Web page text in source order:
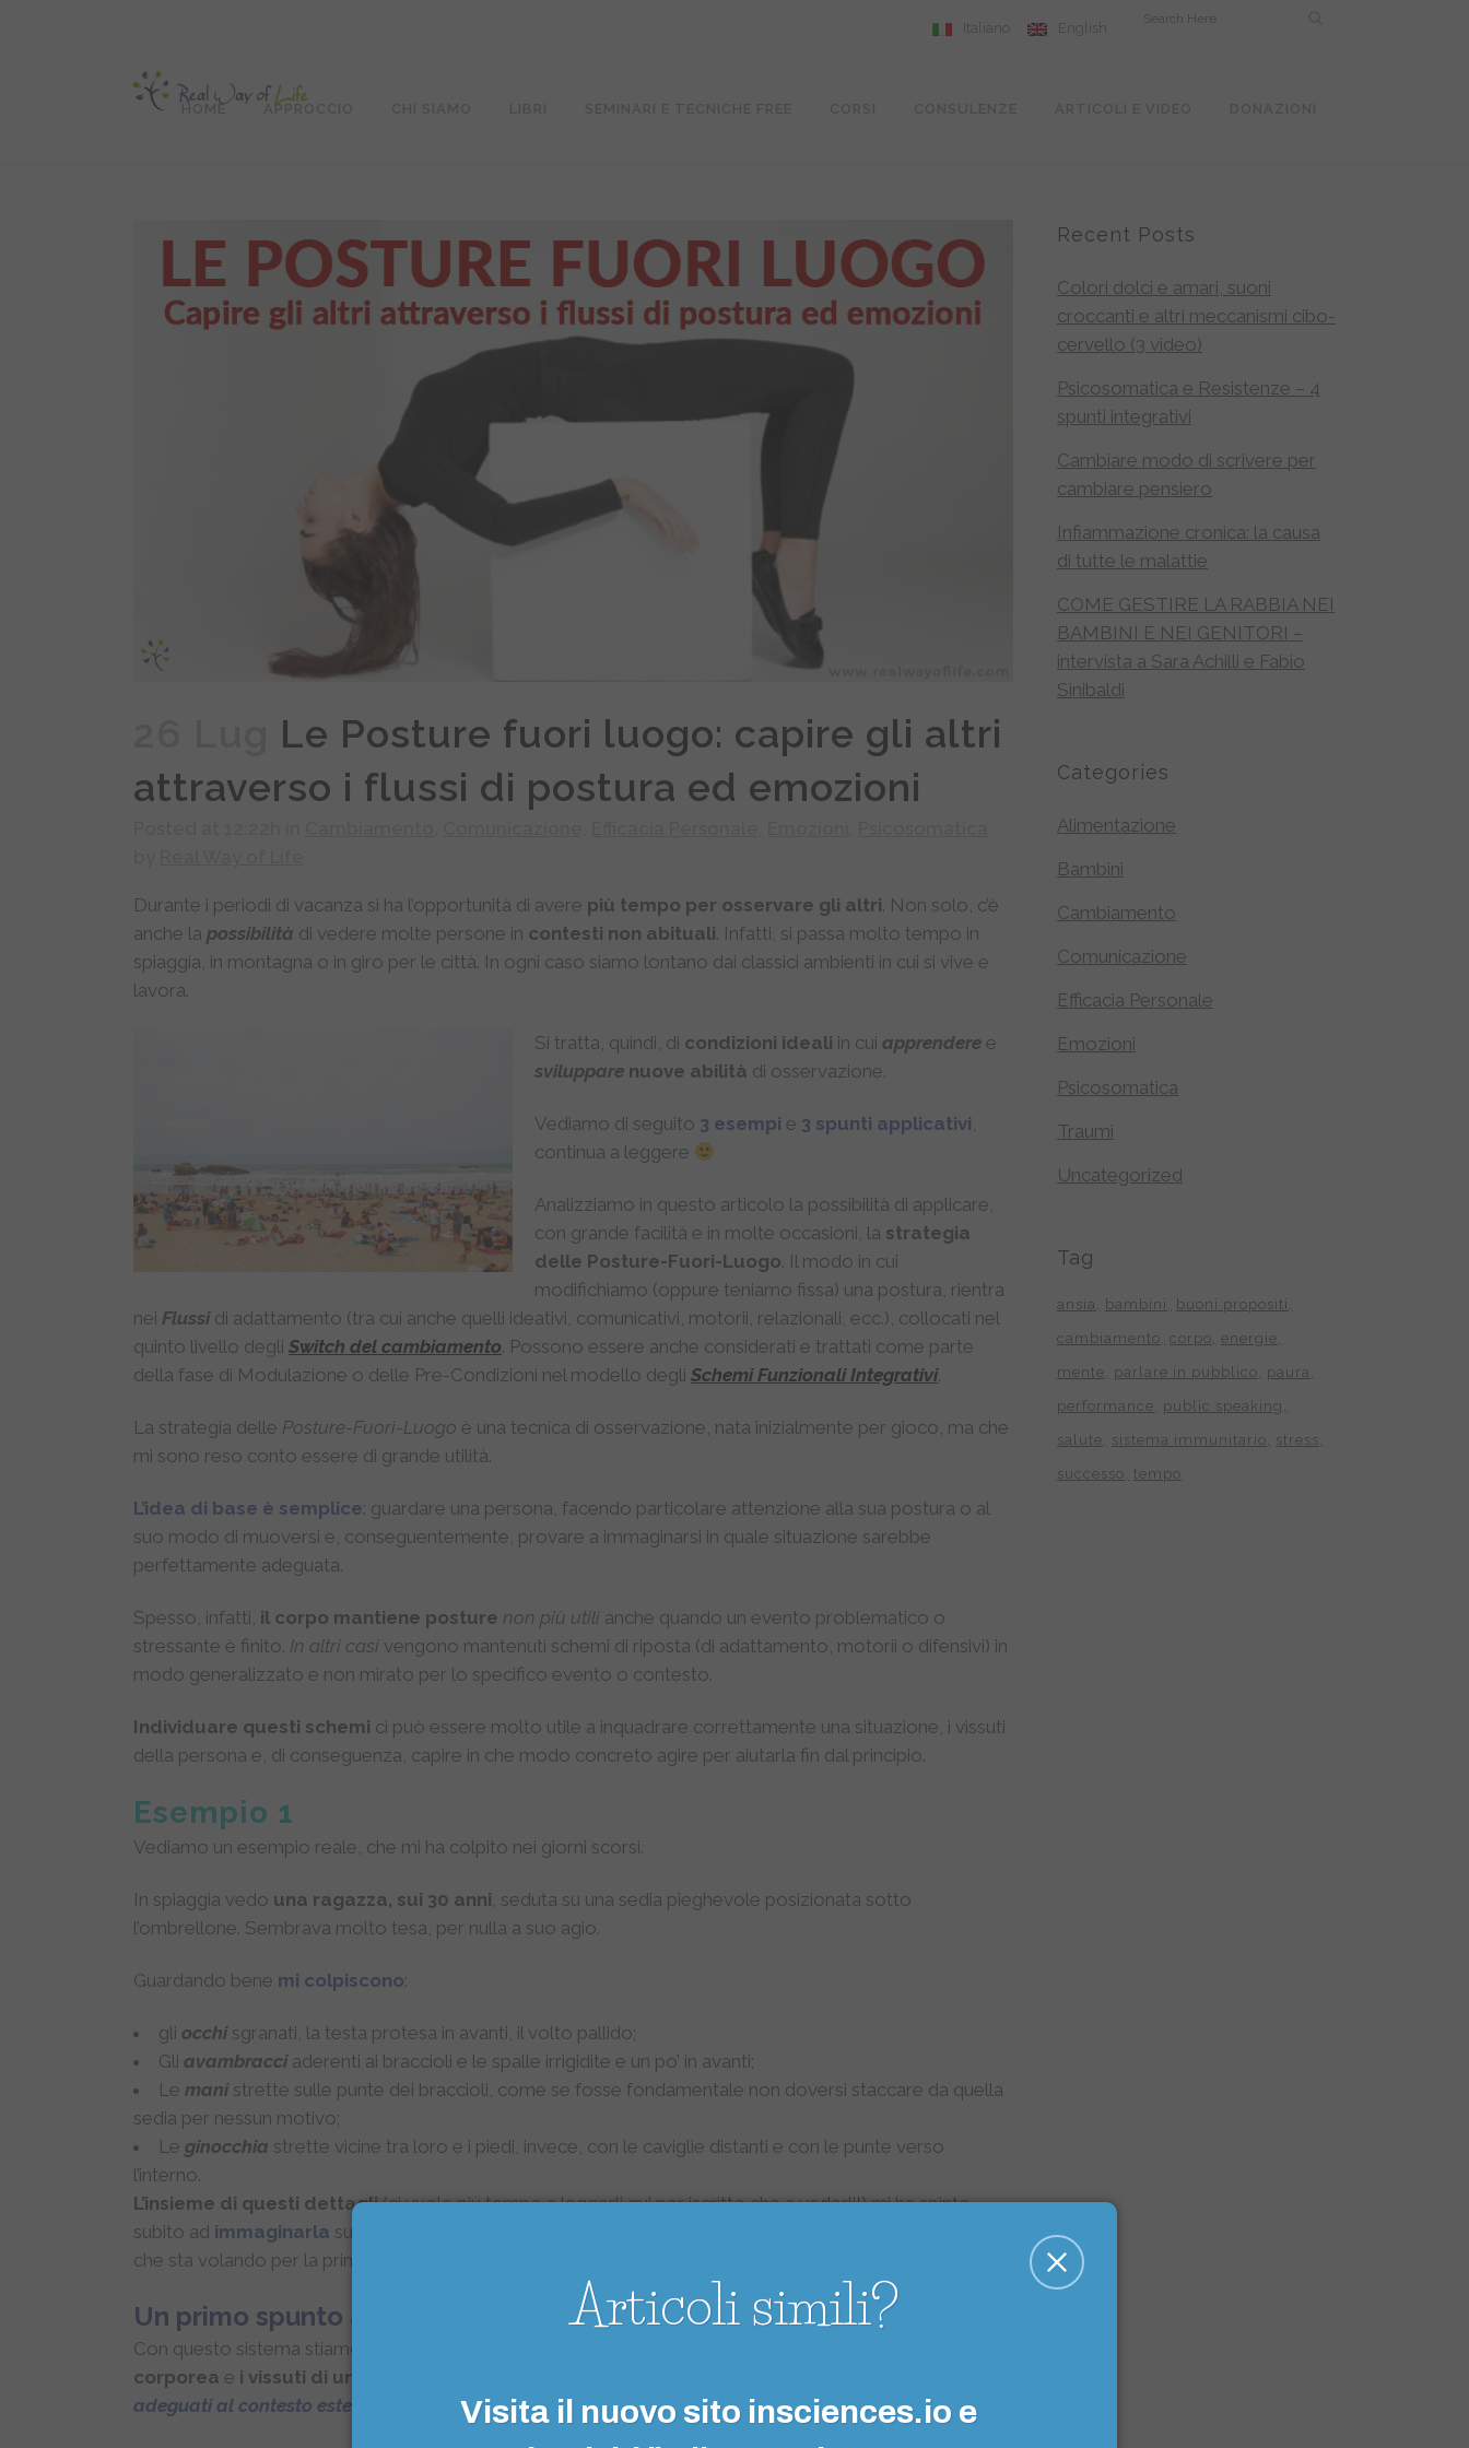
Italiano English
HOME APPROCCIO
Le Posture fuori luogo: capire gli altri
attraverso i flussi di postura ed emozioni
Durante i periodi di vacanza si ha l’opportunità di avere più tempo per osservare gli altri. Non solo, c’è
anche la possibilità di vedere molte persone in contesti non abituali. Infatti, si passa molto tempo in
spiaggia, in montagna o in giro per le città. In ogni caso siamo lontano dai classici ambienti in cui si vive e
lavora.
Si tratta, quindi, di condizioni ideali in cui apprendere e
sviluppare nuove abilità di osservazione.
Vediamo di seguito 3 esempi e 3 spunti applicativi
continua a leggere
Analizziamo in questo articolo la possibilità di applicare,
con grande facilità e in molte occasioni, la strategia
delle Posture-Fuori-Luogo. Il modo in cui
modifichiamo (oppure teniamo fissa) una postura, rientra
nei Flussidi adattamento (tra cui anche quelli ideativi, comunicativi, motorii, relazionali, ecc.), collocati nel
quinto livello degli Switch del cambiamento. Possono essere anche considerati e trattati come parte
della fase di Modulazione o delle Pre-Condizioni nel modello degli Schemi Funzionali Integrativi.
La strategia delle Posture-Fuori-Luogo è una tecnica di osservazione, nata inizialmente per gioco, ma che
mi sono reso conto essere di grande utilità.
L’idea di base è semplice: guardare una persona, facendo particolare attenzione alla sua postura o al
suo modo di muoversi e, conseguentemente, provare a immaginarsi in quale situazione sarebbe
perfettamente adeguata.
Spesso, infatti, il corpo mantiene posture non più utili anche quando un evento problematico o
stressante è finito. In altri casi vengono mantenuti schemi di riposta (di adattamento, motorii o difensivi) in
modo generalizzato e non mirato per lo specifico evento o contesto.
Individuare questi schemi ci può essere molto utile a inquadrare correttamente una situazione, i vissuti
della persona e, di conseguenza, capire in che modo concreto agire per aiutarla fin dal principio.
Esempio 1
Vediamo un esempio reale, che mi ha colpito nei giorni scorsi.
In spiaggia vedo una ragazza, sui 30 anni , seduta su una sedia pieghevole posizionata sotto
l’ombrellone. Sembrava molto tesa, per nulla a suo agio.
Guardando bene mi colpiscono:
gli occhisgranati, la testa protesa in avanti, il volto pallido;
Gli avambracciaderenti ai braccioli e le spalle irrigidite e un po’ in avanti;
Le manistrette sulle punte dei braccioli, come se fosse fondamentale non doversi staccare da quella
sedia per nessun motivo;
Le ginocchia strette vicine tra loro e i piedi, invece, con le caviglie distanti e con le punte verso
l’interno.
L’insieme di questi dettagli(ci vuole più tempo a leggerli qui per iscritto che a vederli!) mi ha spinto
subito ad immaginarla su un aereo durante una turbolenza. Mostrava la
che sta volando per la prima volta e salita già con una gran paura.
Un primo spunto applicativo
Con questo sistema stiamo sfruttando la nostra immaginazione per
corporea e i vissuti di un persona
adeguati al contesto esterno
Recent Posts
Colori dolci e amari, suoni
croccanti e altri meccanismi cibo-
cervello (3 video)
Psicosomatica e Resistenze – 4
spunti integrativi
Cambiare modo di scrivere per
cambiare pensiero
Infiammazione cronica: la causa
di tutte le malattie
COME GESTIRE LA RABBIA NEI
BAMBINI E NEI GENITORI –
intervista a Sara Achilli e Fabio
Sinibaldi
Categories
Alimentazione
Bambini
Cambiamento
Comunicazione
Efficacia Personale
Emozioni
Psicosomatica
Traumi
Uncategorized
Tag
ansia bambini buoni propositi
cambiamento corpo energie
mente parlare in pubblico paura
performance public speaking
salute sistema immunitario stress
successo tempo
Articoli simili?
Visita il nuovo sito insciences.io e